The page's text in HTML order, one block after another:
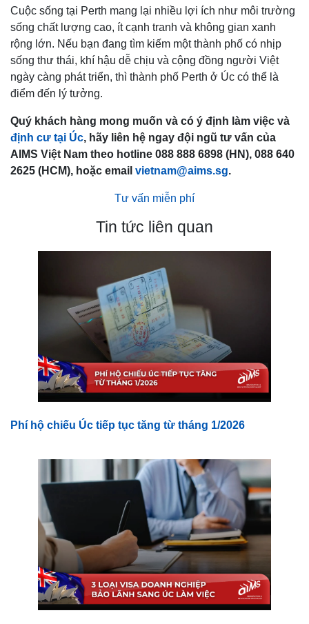
Cuộc sống tại Perth mang lại nhiều lợi ích như môi trường
sống chất lượng cao, ít cạnh tranh và không gian xanh
rộng lớn. Nếu bạn đang tìm kiếm một thành phố có nhịp
sống thư thái, khí hậu dễ chịu và cộng đồng người Việt
ngày càng phát triển, thì thành phố Perth ở Úc có thể là
điểm đến lý tưởng.
Quý khách hàng mong muốn và có ý định làm việc và
định cư tại Úc, hãy liên hệ ngay đội ngũ tư vấn của
AIMS Việt Nam theo hotline 088 888 6898 (HN), 088 640
2625 (HCM), hoặc email vietnam@aims.sg.
Tư vấn miễn phí
Tin tức liên quan
Phí hộ chiếu Úc tiếp tục tăng từ tháng 1/2026